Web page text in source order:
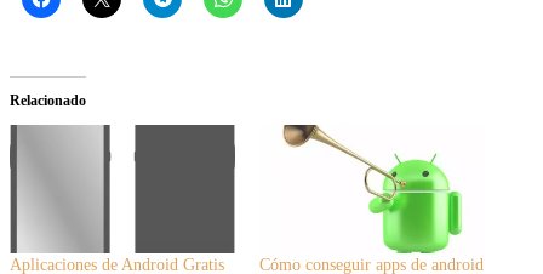
Relacionado
Aplicaciones de Android Gratis Cómo conseguir apps de android